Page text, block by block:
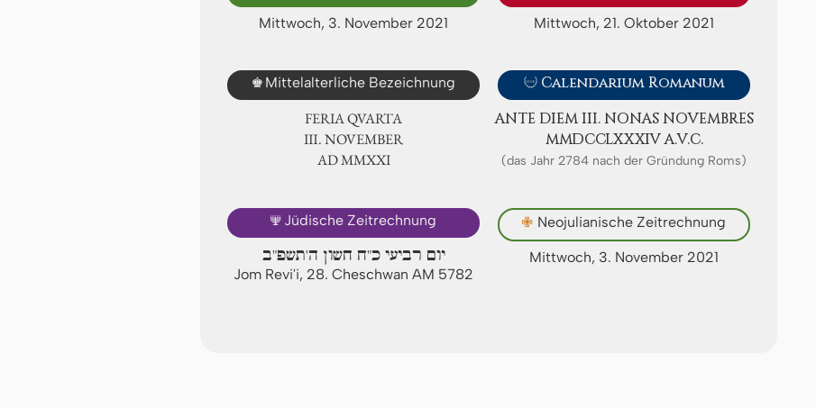
Mittwoch, 3. November 2021
Mittwoch, 21. Oktober 2021
♚ Mittelalterliche Bezeichnung
FERIA QUARTA
Ⅲ. NOVEMBER
AD ⅯⅯⅩⅪ
 Calendarium Romanum
ANTE DIEM III. NONAS NO­VEMB­RES
ⅯⅯⅮⅭⅭⅬⅩⅩⅩⅠⅤ A.V.C.
(das Jahr 2784 nach der Gründung Roms)
🕎 Jüdische Zeitrechnung
יום רביעי כ"ח חשון ה'תשפ"ב
Jom Revi'i, 28. Cheschwan AM 5782
✙ Neojulianische Zeitrechnung
Mittwoch, 3. November 2021